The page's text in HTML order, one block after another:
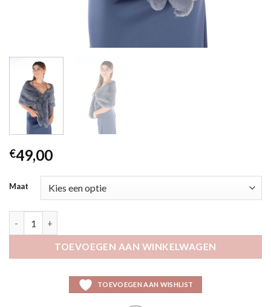
€49,00
Maat
TOEVOEGEN AAN WINKELWAGEN
TOEVOEGEN AAN WISHLIST